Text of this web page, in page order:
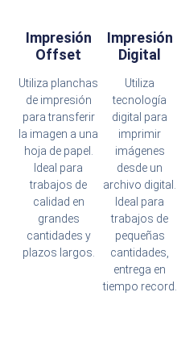
Impresión
Offset
Utiliza planchas
de impresión
para transferir
la imagen a una
hoja de papel.
Ideal para
trabajos de
calidad en
grandes
cantidades y
plazos largos.
Impresión
Digital
Utiliza
tecnología
digital para
imprimir
imágenes
desde un
archivo digital.
Ideal para
trabajos de
pequeñas
cantidades,
entrega en
tiempo record.